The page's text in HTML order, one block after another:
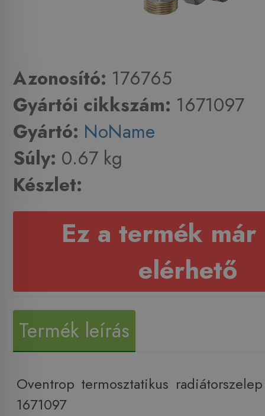
Azonosító: 176765
Gyártói cikkszám: 1671097
Gyártó: NoName
Súly: 0.67 kg
Készlet:
Ez a termék már
elérhető
Termék leírás
Oventrop termosztatikus
1671097